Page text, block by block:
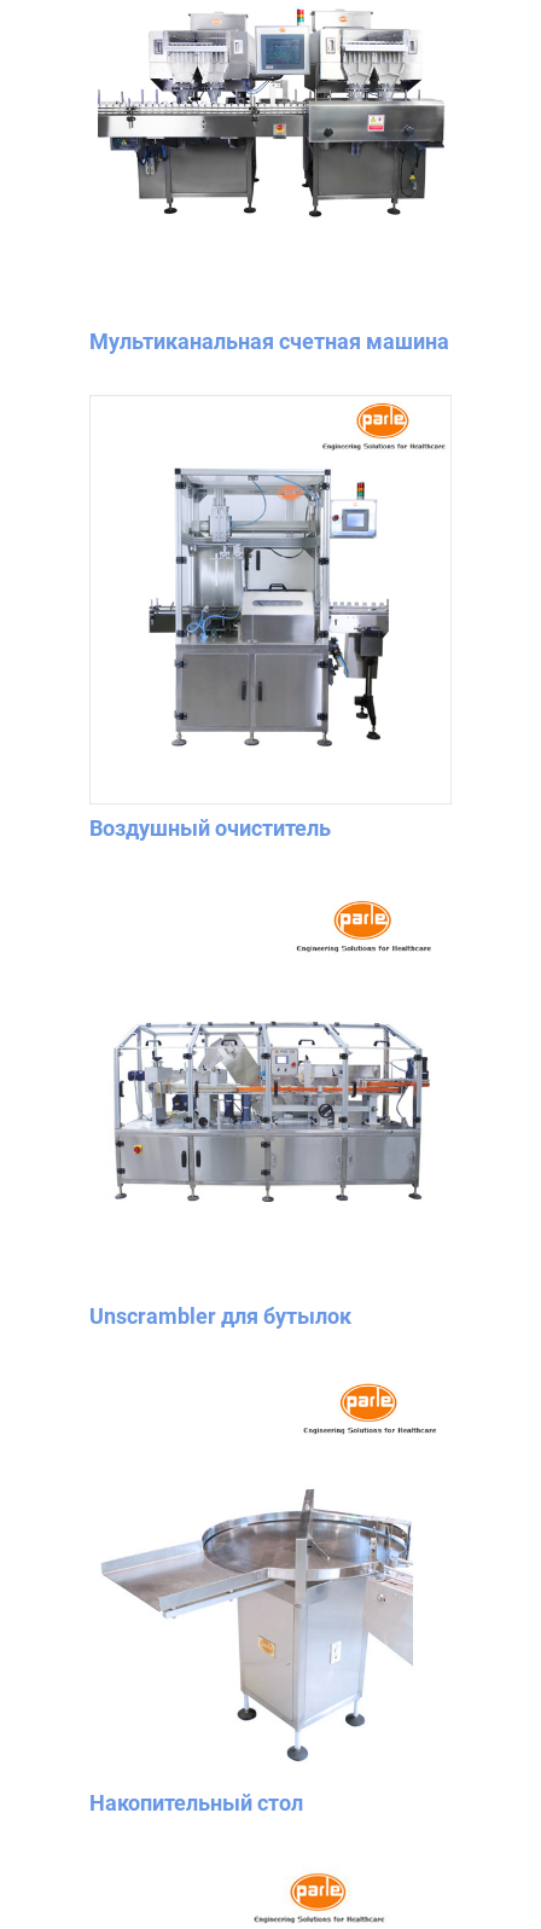
Мультиканальная счетная машина
Воздушный очиститель
Unscrambler для бутылок
Накопительный стол